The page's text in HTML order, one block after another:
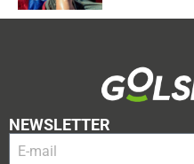
NEWSLETTER